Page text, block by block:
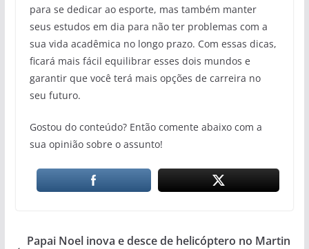
para se dedicar ao esporte, mas também manter
seus estudos em dia para não ter problemas com a
sua vida acadêmica no longo prazo. Com essas dicas,
ficará mais fácil equilibrar esses dois mundos e
garantir que você terá mais opções de carreira no
seu futuro.
Gostou do conteúdo? Então comente abaixo com a
sua opinião sobre o assunto!
Papai Noel inova e desce de helicóptero no Martin